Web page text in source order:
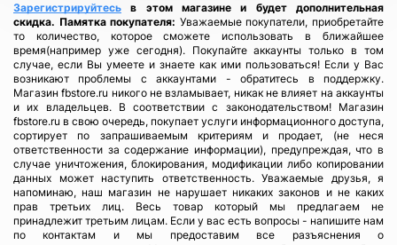
Зарегистрируйтесь
в этом магазине и будет дополнительная
скидка. Памятка покупателя: Уважаемые покупатели, приобретайте
то количество, которое сможете использовать в ближайшее
время(например уже сегодня). Покупайте аккаунты только в том
случае, если Вы умеете и знаете как ими пользоваться! Если у Вас
возникают проблемы с аккаунтами - обратитесь в поддержку.
Магазин fbstore.ru никого не взламывает, никак не влияет на аккаунты
и их владельцев. В соответствии с законодательством! Магазин
fbstore.ru в свою очередь, покупает услуги информационного доступа,
сортирует по запрашиваемым критериям и продает, (не неся
ответственности за содержание информации), предупреждая, что в
случае уничтожения, блокирования, модификации либо копировании
данных может наступить ответственность. Уважаемые друзья, я
напоминаю, наш магазин не нарушает никаких законов и не каких
прав третьих лиц. Весь товар который мы предлагаем не
принадлежит третьим лицам. Если у вас есть вопросы - напишите нам
по контактам и мы предоставим все разъяснения о